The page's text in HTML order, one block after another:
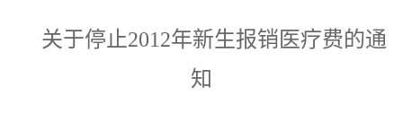
关于停止2012年新生报销医疗费的通
知